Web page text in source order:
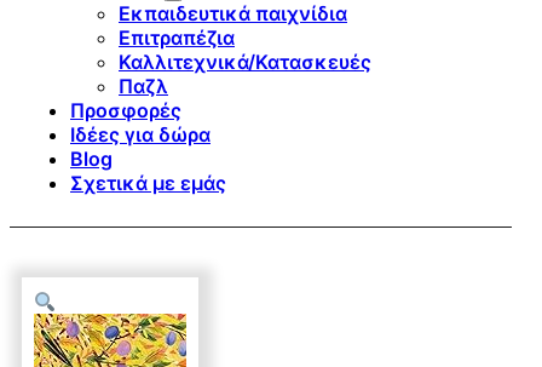
Εκπαιδευτικά παιχνίδια
Επιτραπέζια
Καλλιτεχνικά/Κατασκευές
Παζλ
Προσφορές
Ιδέες για δώρα
Blog
Σχετικά με εμάς